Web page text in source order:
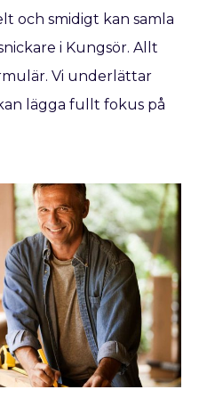
och smidigt kan samla
i Kungsör. Allt
Vi underlättar
lägga fullt fokus på